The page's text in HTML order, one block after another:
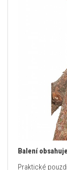
Balení
Praktické